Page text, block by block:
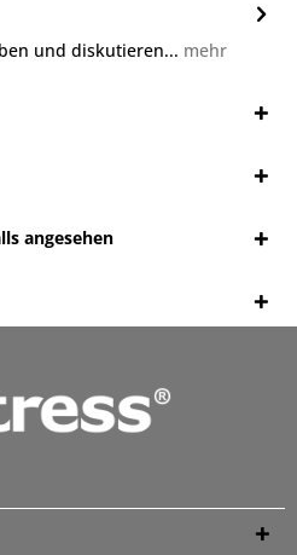
und diskutieren... mehr
angesehen